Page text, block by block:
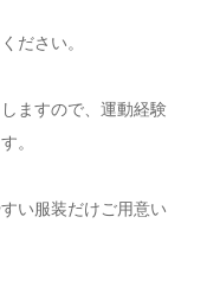
ださい。
ますので、運動経験
。
い服装だけご用意い